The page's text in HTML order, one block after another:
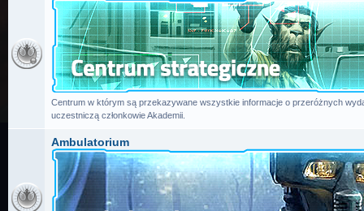
Centrum w którym są przekazywane wszystkie informacje o przeróżnych
uczestniczą członkowie Akademii.
Ambulatorium